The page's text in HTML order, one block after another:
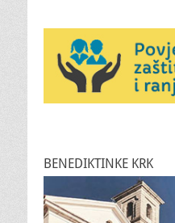
BENEDIKTINKE KRK